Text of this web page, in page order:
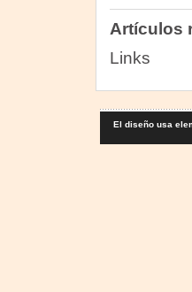
Artículos
Links
El diseño usa